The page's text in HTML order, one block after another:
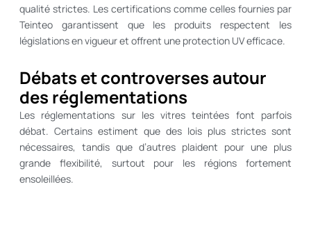
qualité strictes. Les certifications comme celles fournies par
Teinteo garantissent que les produits respectent les
législations en vigueur et offrent une protection UV efficace.
Débats et controverses autour
des réglementations
Les réglementations sur les vitres teintées font parfois
débat. Certains estiment que des lois plus strictes sont
nécessaires, tandis que d’autres plaident pour une plus
grande flexibilité, surtout pour les régions fortement
ensoleillées.